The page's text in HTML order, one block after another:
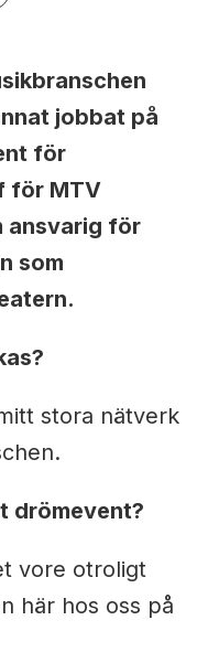
jobbat på
för
för MTV
ansvarig för
som
stora nätverk
drömevent?
vore otroligt
här hos oss på